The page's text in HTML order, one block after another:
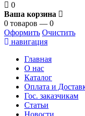
0
Ваша корзина
0 товаров — 0
Оформить Очистить
навигация
Главная
О нас
Каталог
Оплата и
Гос. заказчикам
Статьи
Новости